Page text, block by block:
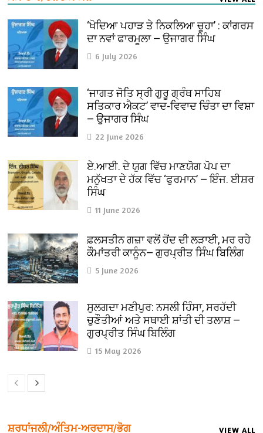
‘ਖੋਦਿਆ ਪਹਾੜ ਤੇ ਨਿਕਲਿਆ ਚੂਹਾ’ : ਕਾਂਗਰਸ
ਦਾ ਨਵਾਂ ਫਾਰਮੂਲਾ — ਉਜਾਗਰ ਸਿੰਘ
6 July 2026
‘ਜਾਗਤ ਜੋਤਿ ਸ੍ਰੀ ਗੁਰੂ ਗ੍ਰੰਥ ਸਾਹਿਬ
ਸਤਿਕਾਰ ਐਕਟ’ ਵਾਦ-ਵਿਵਾਦ ਚਿੰਤਾ ਦਾ ਵਿਸ਼ਾ
— ਉਜਾਗਰ ਸਿੰਘ
22 June 2026
ਏ.ਆਈ. ਦੇ ਯੁਗ ਵਿੱਚ ਮਾਣਯੋਗ ਪੋਪ ਦਾ
ਮਨੁੱਖਤਾ ਦੇ ਹੱਕ ਵਿੱਚ ‘ਫੁਰਮਾਨ’ — ਇੰਜ. ਈਸ਼ਰ
ਸਿੰਘ
11 June 2026
ਫ਼ਲਸਤੀਨ ਗਜ਼ਾ ਵਲੋਂ ਹੋਂਦ ਦੀ ਲੜਾਈ, ਮਰ ਰਹੇ
ਕੌਮਾਂਤਰੀ ਕਾਨੂੰਨ— ਗੁਰਪ੍ਰੀਤ ਸਿੰਘ ਬਿਲਿੰਗ
5 June 2026
ਸੁਲਗਦਾ ਮਣੀਪੁਰ: ਨਸਲੀ ਹਿੰਸਾ, ਸਰਹੱਦੀ
ਚੁਣੌਤੀਆਂ ਅਤੇ ਸਥਾਈ ਸ਼ਾਂਤੀ ਦੀ ਤਲਾਸ਼ —
ਗੁਰਪ੍ਰੀਤ ਸਿੰਘ ਬਿਲਿੰਗ
15 May 2026
ਸ਼ਰਧਾਂਜਲੀ/ਅੰਤਿਮ-ਅਰਦਾਸ/ਭੋਗ VIEW ALL